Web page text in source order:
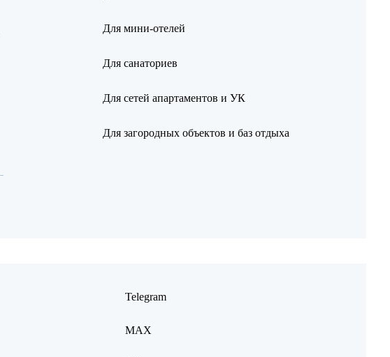
Для мини-отелей
Для санаториев
Для сетей апартаментов и УК
Для загородных объектов и баз отдыха
Telegram
MAX